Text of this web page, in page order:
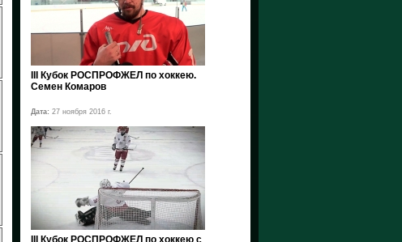
III Кубок РОСПРОФЖЕЛ по хоккею.
Семен Комаров
Дата: 27 ноября 2016 г.
III Кубок РОСПРОФЖЕЛ по хоккею с